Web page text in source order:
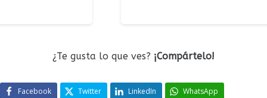
¿Te gusta lo que ves? ¡Compártelo!
Facebook Twitter LinkedIn
WhatsApp